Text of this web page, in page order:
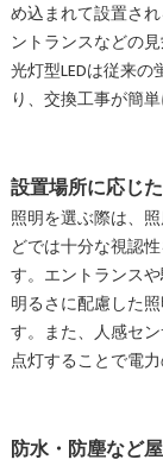
め込まれて設置さ
ントランスなどの
光灯型LEDは従来
り、交換工事が簡
設置場所に応じ
照明を選ぶ際は、
どでは十分な視認
す。エントランス
明るさに配慮した
す。また、人感セ
点灯することで電
防水・防塵など